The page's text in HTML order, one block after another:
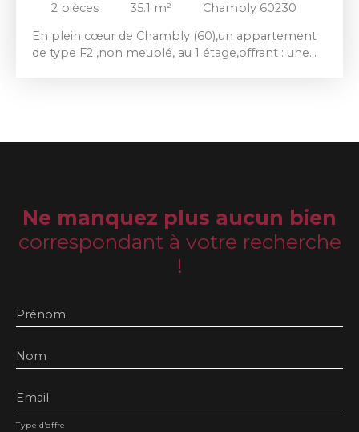
2 pièces 35.1 m²
Chambly 60230
En plein cœur de Chambly (60),un appartement
de type F2 ,non meublé, au 1 étage,offrant : une
Ne manquez plus aucun bien
correspondant à votre recherche
!
Prénom
Nom
Email
Type d'offre